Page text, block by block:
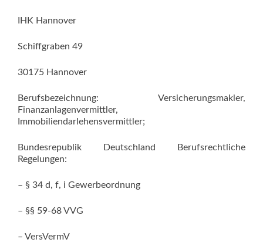
IHK Hannover
Schiffgraben 49
30175 Hannover
Berufsbezeichnung: Versicherungsmakler,
Finanzanlagenvermittler,
Immobiliendarlehensvermittler;
Bundesrepublik Deutschland Berufsrechtliche
Regelungen:
– § 34 d, f, i Gewerbeordnung
– §§ 59-68 VVG
– VersVermV